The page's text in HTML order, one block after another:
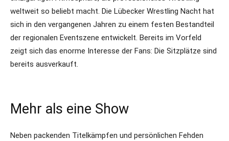
weltweit so beliebt macht. Die Lübecker Wrestling Nacht hat
sich in den vergangenen Jahren zu einem festen Bestandteil
der regionalen Eventszene entwickelt. Bereits im Vorfeld
zeigt sich das enorme Interesse der Fans: Die Sitzplätze sind
bereits ausverkauft.
Mehr als eine Show
Neben packenden Titelkämpfen und persönlichen Fehden